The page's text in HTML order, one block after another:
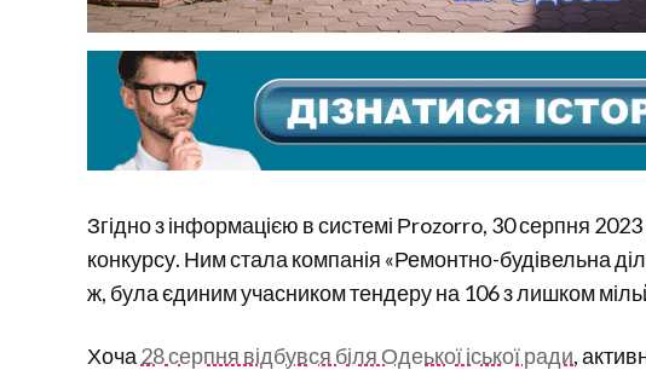
Згідно з інформацією в системі Рrozorro, 30 серпня
конкурсу. Ним стала компанія «Ремонтно-будівельна
ж, була єдиним учасником тендеру на 106 з лишком
Хоча28 серпня відбувся біля Одеької іської ради,